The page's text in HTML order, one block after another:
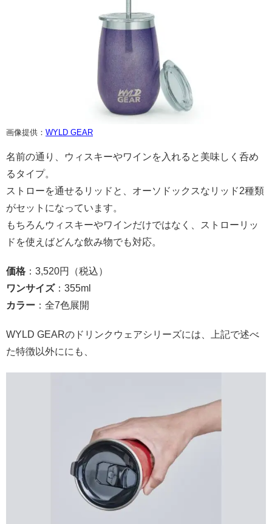
画像提供： WYLD GEAR
名前の通り、ウィスキーやワインを入れると美味しく呑め
るタイプ。
ストローを通せるリッドと、オーソドックスなリッド2種類
がセットになっています。
もちろんウィスキーやワインだけではなく、ストローリッ
ドを使えばどんな飲み物でも対応。
価格 ：3,520円（税込）
ワンサイズ：355ml
カラー ：全7色展開
WYLD GEARのドリンクウェアシリーズには、上記で述べ
た特徴以外ににも、